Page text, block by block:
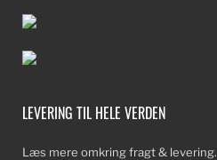
LEVERING TIL HELE VERDEN
Læs mere omkring fragt & levering.